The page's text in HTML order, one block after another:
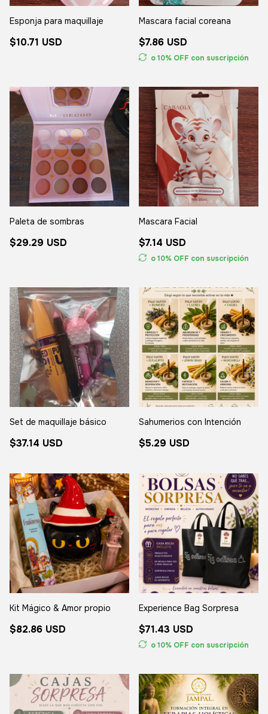
Esponja para maquillaje
$10.71 USD
Mascara facial coreana
$7.86 USD
o 10% OFF con suscripción
Paleta de sombras
$29.29 USD
Mascara Facial
$7.14 USD
o 10% OFF con suscripción
Set de maquillaje básico
$37.14 USD
Sahumerios con Intención
$5.29 USD
Kit Mágico & Amor propio
$82.86 USD
Experience Bag Sorpresa
$71.43 USD
o 10% OFF con suscripción